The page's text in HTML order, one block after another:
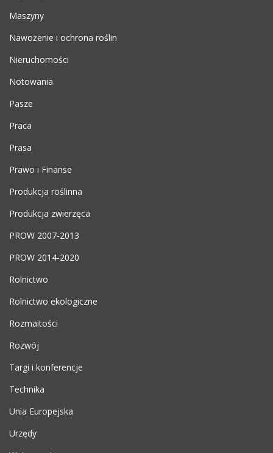
Maszyny
Nawożenie i ochrona roślin
Nieruchomości
Notowania
Pasze
Praca
Prasa
Prawo i Finanse
Produkcja roślinna
Produkcja zwierzęca
PROW 2007-2013
PROW 2014-2020
Rolnictwo
Rolnictwo ekologiczne
Rozmaitości
Rozwój
Targi i konferencje
Technika
Unia Europejska
Urzędy